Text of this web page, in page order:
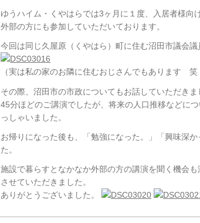
ゆうハイム・くやはらでは3ヶ月に１度、入居者様向
外部の方にも参加していただいております。
今回は同じ久屋原（くやはら）町に住む沼田市議会
（実は私の家のお隣に住むおじさんでもあります 笑
その際、沼田市の市政についてもお話していただきま
45分ほどのご講演でしたが、将来の人口推移などに
っしゃいました。
お帰りになった後も、「勉強になった。」「興味深
た。
施設で暮らすとなかなか外部の方の講演を聞く機会
させていただきました。
ありがとうございました。